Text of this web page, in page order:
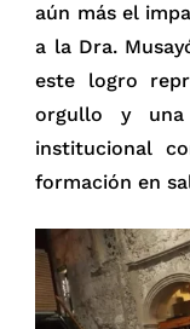
aún más el
a la Dra.
este logro
orgullo y una
institucional
formación en